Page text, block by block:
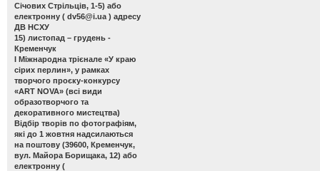
Січових Стрільців, 1-5) або
електронну ( dv56@i.ua ) адресу
ДВ НСХУ
15) листопад – грудень -
Кременчук
І Міжнародна трієнале «У краю
сірих перлин», у рамках
творчого проєку-конкурсу
«ART NOVA» (всі види
образотворчого та
декоративного мистецтва)
Відбір творів по фотографіям,
які до 1 жовтня надсилаються
на поштову (39600, Кременчук,
вул. Майора Борищака, 12) або
електронну (